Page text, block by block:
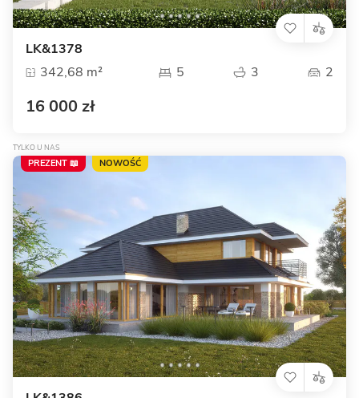
LK&1378
342,68 m²
5 3 2
16 000 zł
TYLKO U NAS
PREZENT 📖 NOWOŚĆ